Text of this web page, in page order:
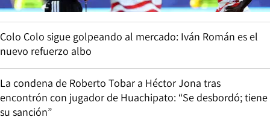
Colo Colo sigue golpeando al mercado: Iván Román es el
nuevo refuerzo albo
La condena de Roberto Tobar a Héctor Jona tras
encontrón con jugador de Huachipato: “Se desbordó; tiene
su sanción”